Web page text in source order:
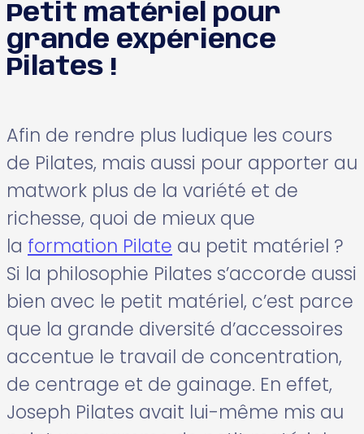
Petit matériel pour
grande expérience
Pilates !
Afin de rendre plus ludique les cours
de Pilates, mais aussi pour apporter au
matwork plus de la variété et de
richesse, quoi de mieux que
la formation Pilate au petit matériel ?
Si la philosophie Pilates s’accorde aussi
bien avec le petit matériel, c’est parce
que la grande diversité d’accessoires
accentue le travail de concentration,
de centrage et de gainage. En effet,
Joseph Pilates avait lui-même mis au